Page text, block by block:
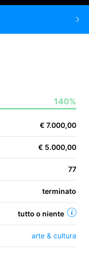
IT
EN
FR
ES
140%
€ 7.000,00
€ 5.000,00
77
terminato
tutto o niente
arte & cultura